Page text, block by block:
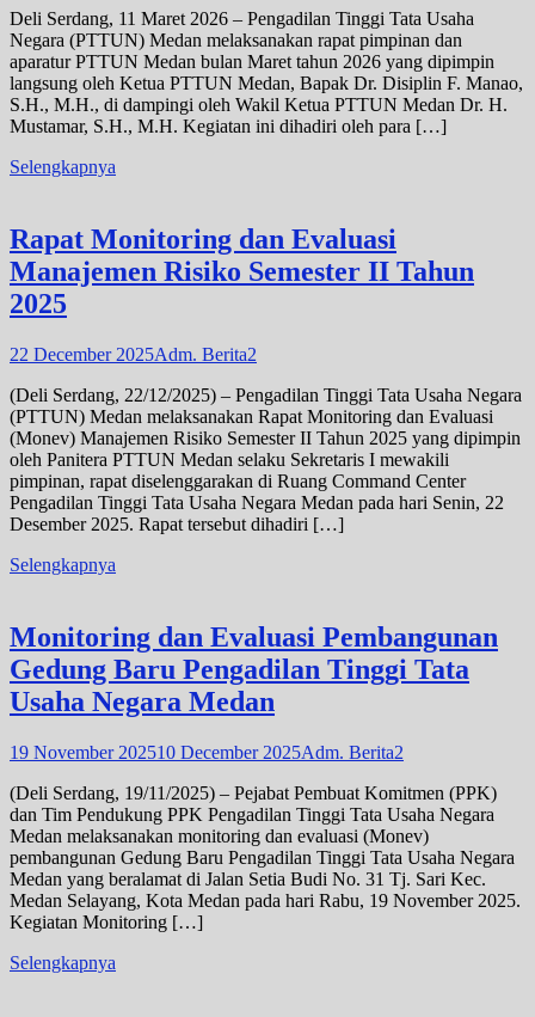
Deli Serdang, 11 Maret 2026 – Pengadilan Tinggi Tata Usaha
Negara (PTTUN) Medan melaksanakan rapat pimpinan dan
aparatur PTTUN Medan bulan Maret tahun 2026 yang dipimpin
langsung oleh Ketua PTTUN Medan, Bapak Dr. Disiplin F. Manao,
S.H., M.H., di dampingi oleh Wakil Ketua PTTUN Medan Dr. H.
Mustamar, S.H., M.H. Kegiatan ini dihadiri oleh para […]
Selengkapnya
Rapat Monitoring dan Evaluasi
Manajemen Risiko Semester II Tahun
2025
22 December 2025Adm. Berita2
(Deli Serdang, 22/12/2025) – Pengadilan Tinggi Tata Usaha Negara
(PTTUN) Medan melaksanakan Rapat Monitoring dan Evaluasi
(Monev) Manajemen Risiko Semester II Tahun 2025 yang dipimpin
oleh Panitera PTTUN Medan selaku Sekretaris I mewakili
pimpinan, rapat diselenggarakan di Ruang Command Center
Pengadilan Tinggi Tata Usaha Negara Medan pada hari Senin, 22
Desember 2025. Rapat tersebut dihadiri […]
Selengkapnya
Monitoring dan Evaluasi Pembangunan
Gedung Baru Pengadilan Tinggi Tata
Usaha Negara Medan
19 November 202510 December 2025Adm. Berita2
(Deli Serdang, 19/11/2025) – Pejabat Pembuat Komitmen (PPK)
dan Tim Pendukung PPK Pengadilan Tinggi Tata Usaha Negara
Medan melaksanakan monitoring dan evaluasi (Monev)
pembangunan Gedung Baru Pengadilan Tinggi Tata Usaha Negara
Medan yang beralamat di Jalan Setia Budi No. 31 Tj. Sari Kec.
Medan Selayang, Kota Medan pada hari Rabu, 19 November 2025.
Kegiatan Monitoring […]
Selengkapnya